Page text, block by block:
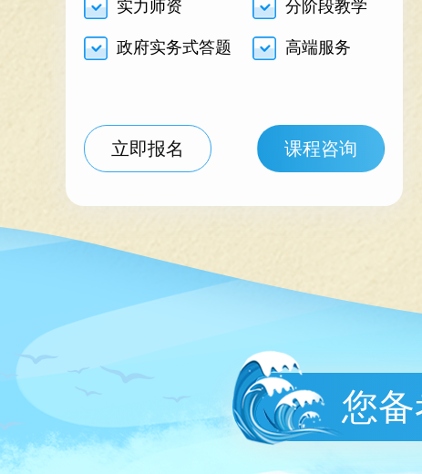
实力师资 分阶段教学
政府实务式答题 高端服务
立即报名 课程咨询
您